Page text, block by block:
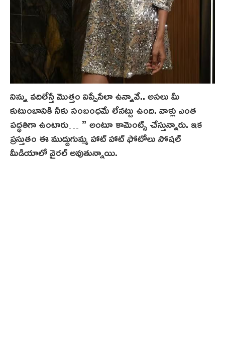
నిన్ను వదిలేస్తే మొత్తం విప్పేసేలా ఉన్నావే.. అసలు మీ
కుటుంబానికి నీకు సంబంధమే లేనట్టు ఉంది. వాళ్లు ఎంత
పద్ధతిగా ఉంటారు… ” అంటూ కామెంట్స్ చేస్తున్నారు. ఇక
ప్రస్తుతం ఈ ముద్దుగుమ్మ హాట్ హాట్ ఫోటోలు సోషల్
మీడియాలో వైరల్ అవుతున్నాయి.